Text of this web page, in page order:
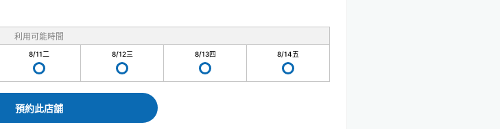
利用可能時間
8/11二 8/12三 8/13四 8/14五
預約此店舖